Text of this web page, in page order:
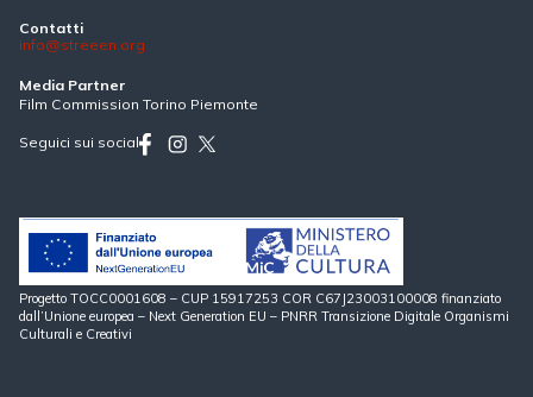
Contatti
info@streeen.org
Media Partner
Film Commission Torino Piemonte
Seguici sui social
Progetto TOCC0001608 – CUP 15917253 COR C67J23003100008 finanziato
dall’Unione europea – Next Generation EU – PNRR Transizione Digitale Organismi
Culturali e Creativi